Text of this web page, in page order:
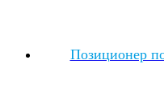
Позиционер